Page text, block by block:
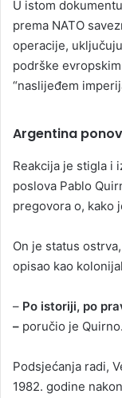
U istom
prema NATO
operacije,
podrške
“naslijeđem
Argentina
Reakcija je stigla i
poslova Pablo
pregovora o, kako
On je status
opisao kao
– Po istoriji, po
– poručio je Quirno.
Podsjećanja radi,
1982. godine